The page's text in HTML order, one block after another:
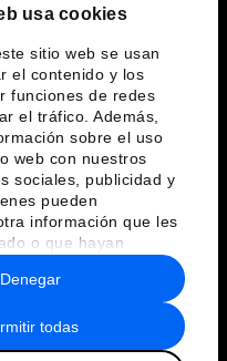
usa cookies
sitio web se usan
el contenido y los
funciones de redes
el tráfico. Además,
sobre el uso
web con nuestros
sociales, publicidad y
pueden
información que les
o que hayan
del uso que haya
todas
Denegar
normas de uso